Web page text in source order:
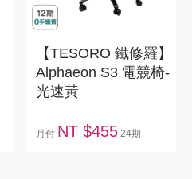
【TESORO 鐵修羅】
Alphaeon S3 電競椅-
光速黃
月付 NT $455 24期